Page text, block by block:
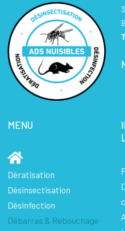
MENU
Dératisation
Désinsectisation
Désinfection
Débarras & Rebouchage